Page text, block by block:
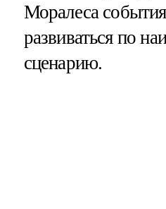
Моралеса
развиваться по
сценарию.